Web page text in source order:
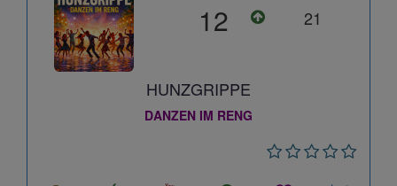
12 21
HUNZGRIPPE
DANZEN IM RENG